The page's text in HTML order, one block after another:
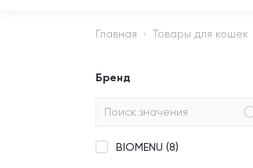
Главная Товары для кошек
Бренд
BIOMENU (8)